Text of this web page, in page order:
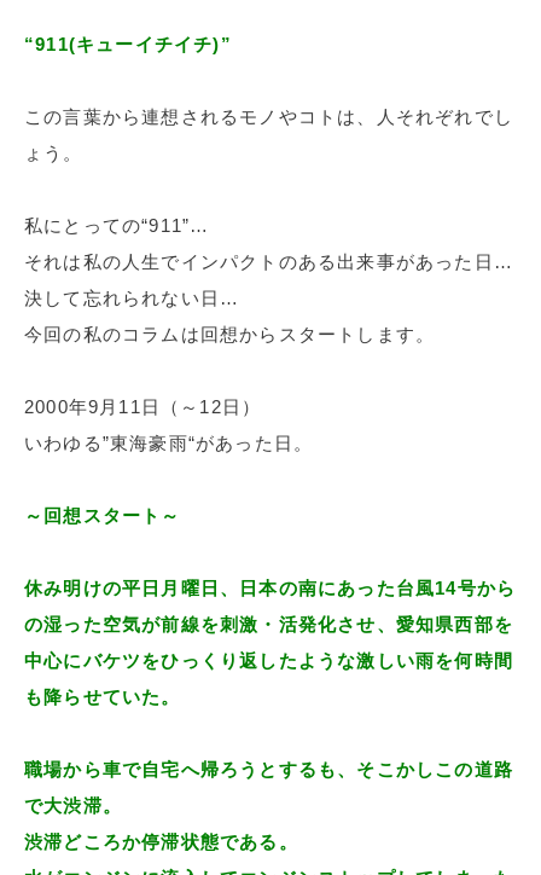
“911(キューイチイチ)”
この言葉から連想されるモノやコトは、人それぞれでし
ょう。
私にとっての“911”…
それは私の人生でインパクトのある出来事があった日…
決して忘れられない日…
今回の私のコラムは回想からスタートします。
2000年9月11日（～12日）
いわゆる”東海豪雨“があった日。
～回想スタート～
休み明けの平日月曜日、日本の南にあった台風14号から
の湿った空気が前線を刺激・活発化させ、愛知県西部を
中心にバケツをひっくり返したような激しい雨を何時間
も降らせていた。
職場から車で自宅へ帰ろうとするも、そこかしこの道路
で大渋滞。
渋滞どころか停滞状態である。